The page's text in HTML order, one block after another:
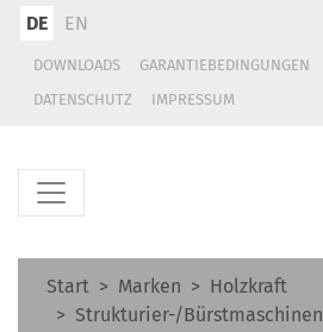
DE EN
DOWNLOADS GARANTIEBEDINGUNGEN
DATENSCHUTZ
IMPRESSUM
Start Marken
Holzkraft
Strukturier-/Bürstmaschinen